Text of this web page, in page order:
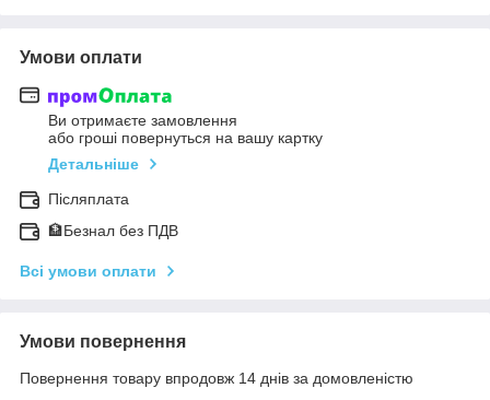
Умови оплати
Ви отримаєте замовлення
або гроші повернуться на вашу картку
Детальніше
Післяплата
🏦Безнал без ПДВ
Всі умови оплати
Умови повернення
Повернення товару впродовж 14 днів за домовленістю